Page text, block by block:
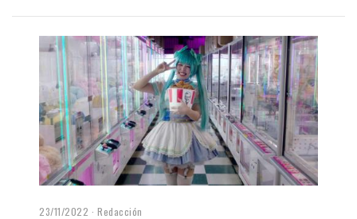
23/11/2022 Redacción